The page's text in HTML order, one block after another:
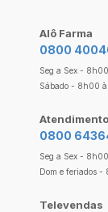
Alô Farma
0800
Seg a Sex -
Sábado - 8h00
0800
Seg a Sex -
Dom e feriados
Televendas